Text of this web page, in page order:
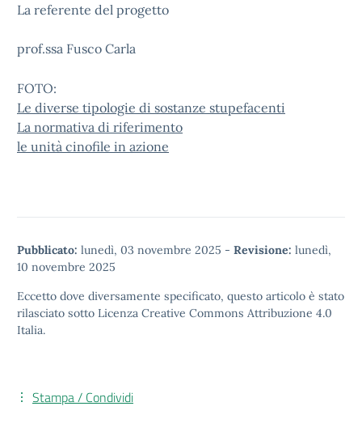
La referente del progetto
prof.ssa Fusco Carla
FOTO:
Le diverse tipologie di sostanze stupefacenti
La normativa di riferimento
le unità cinofile in azione
Pubblicato: lunedì, 03 novembre 2025 - Revisione: lunedì,
10 novembre 2025
Eccetto dove diversamente specificato, questo articolo è stato
rilasciato sotto Licenza Creative Commons Attribuzione 4.0
Italia.
Stampa / Condividi